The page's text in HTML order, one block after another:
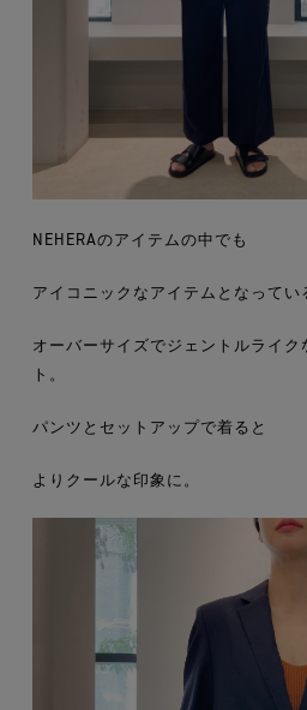
NEHERAのアイテムの中でも
アイコニックなアイテムとなってい
オーバーサイズでジェントルライ
ト。
パンツとセットアップで着ると
よりクールな印象に。